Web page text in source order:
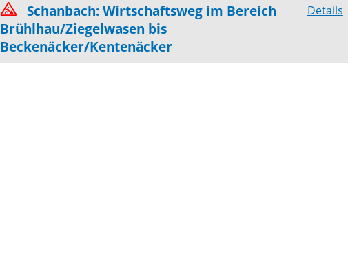
Schanbach: Wirtschaftsweg im Bereich
Brühlhau/Ziegelwasen bis
Beckenäcker/Kentenäcker
Details